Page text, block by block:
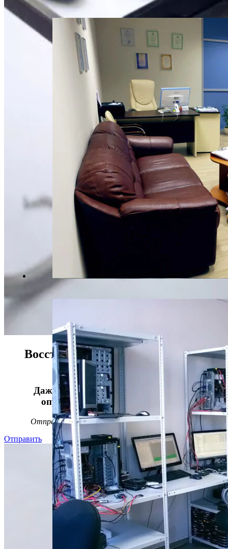
Восстанавливаем данные в 98%
случаев!
Даже, если носитель информации не
определяется, стучит или пищит.
Отправьте заявку набесплатнуюдиагностику
Отправить